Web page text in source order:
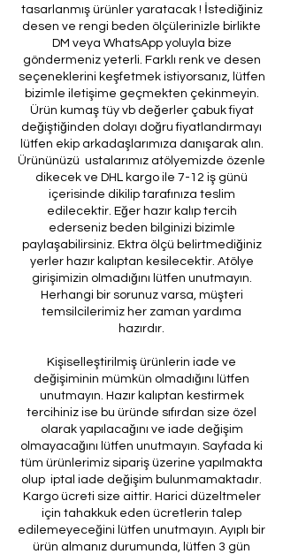
tasarlanmış ürünler yaratacak ! İstediğiniz
desen ve rengi beden ölçülerinizle birlikte
DM veya WhatsApp yoluyla bize
göndermeniz yeterli. Farklı renk ve desen
seçeneklerini keşfetmek istiyorsanız, lütfen
bizimle iletişime geçmekten çekinmeyin.
Ürün kumaş tüy vb değerler çabuk fiyat
değiştiğinden dolayı doğru fiyatlandırmayı
lütfen ekip arkadaşlarımıza danışarak alın.
Ürününüzü ustalarımız atölyemizde özenle
dikecek ve DHL kargo ile 7-12 iş günü
içerisinde dikilip tarafınıza teslim
edilecektir. Eğer hazır kalıp tercih
ederseniz beden bilginizi bizimle
paylaşabilirsiniz. Ektra ölçü belirtmediğiniz
yerler hazır kalıptan kesilecektir. Atölye
girişimizin olmadığını lütfen unutmayın.
Herhangi bir sorunuz varsa, müşteri
temsilcilerimiz her zaman yardıma
hazırdır.
Kişiselleştirilmiş ürünlerin iade ve
değişiminin mümkün olmadığını lütfen
unutmayın. Hazır kalıptan kestirmek
tercihiniz ise bu üründe sıfırdan size özel
olarak yapılacağını ve iade değişim
olmayacağını lütfen unutmayın. Sayfada ki
tüm ürünlerimiz sipariş üzerine yapılmakta
olup iptal iade değişim bulunmamaktadır.
Kargo ücreti size aittir. Harici düzeltmeler
için tahakkuk eden ücretlerin talep
edilemeyeceğini lütfen unutmayın. Ayıplı bir
ürün almanız durumunda, lütfen 3 gün